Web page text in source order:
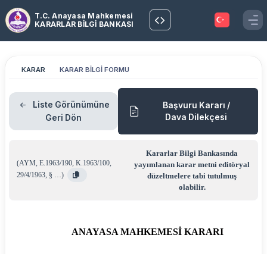
T.C. Anayasa Mahkemesi
KARARLAR BİLGİ BANKASI
KARAR KARAR BİLGİ FORMU
Liste Görünümüne
Geri Dön
Başvuru Kararı /
Dava Dilekçesi
(AYM, E.1963/190, K.1963/100,
29/4/1963, § …)
Kararlar Bilgi Bankasında
yayımlanan karar metni editöryal
düzeltmelere tabi tutulmuş
olabilir.